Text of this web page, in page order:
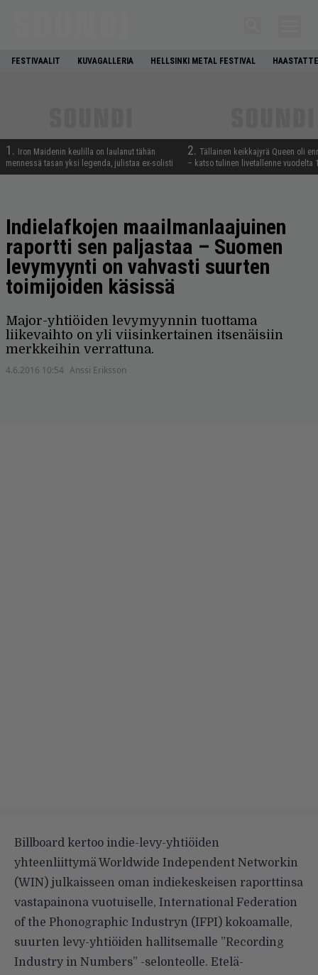
FESTIVAALIT KUVAGALLERIA HELLSINKI METAL FESTIVAL
1.
Iron Maidenin keulilla on laulanut tähän
mennessä tasan yksi legenda, julistaa ex-solisti
2. Tällainen keikkajyrä Queen oli
– katso tulinen livetallenne vuodelta
Indielafkojen maailmanlaajuinen
raportti sen paljastaa – Suomen
levymyynti on vahvasti suurten
toimijoiden käsissä
Major-yhtiöiden levymyynnin tuottama
liikevaihto on yli viisinkertainen itsenäisiin
merkkeihin verrattuna.
4.6.2016 10:54 Anssi Eriksson
Billboard kertoo indie-levy-yhtiöiden
yhteenliittymä Worldwide Independent Networkin
(WIN) julkaisseen oman indiekeskeisen raporttinsa
vastapainona vuotuiselle, International Federation
of the Phonographic Industryn (IFPI) kokoamalle,
suurten levy-yhtiöiden hallitsemalle ”Recording
Industry in Numbers” -selonteolle. Etelä-